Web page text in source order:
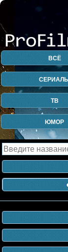
ВСЁ
СЕРИАЛЫ
ТВ
ЮМОР